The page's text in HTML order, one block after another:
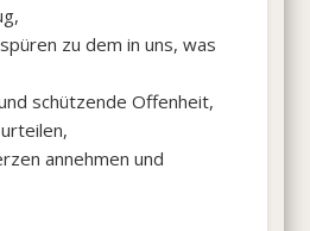
zu dem in uns, was
schützende Offenheit,
annehmen und